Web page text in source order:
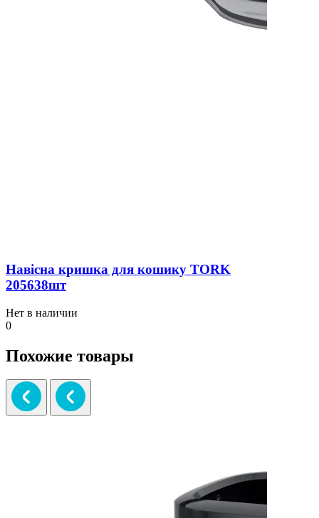
Навісна кришка для кошику TORK
205638шт
Нет в наличии
0
Похожие товары